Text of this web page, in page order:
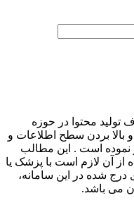
تولید محتوا در حوزه
بالا بردن سطح اطلاعات و
نموده است . این مطالب
از آن لازم است با پزشک یا
شده در این سامانه،
می باشد.